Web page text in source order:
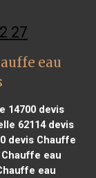
27
eau
14700devis
62114devis
devis Chauffe
eau
eau